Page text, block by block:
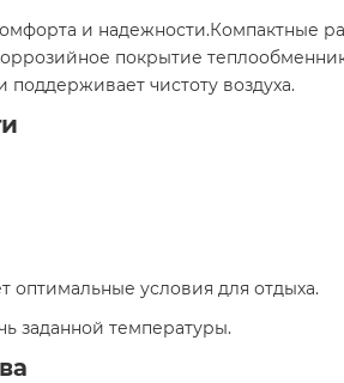
и надежности.Компактные
покрытие
чистоту воздуха.
оптимальные условия для отдыха.​
заданной температуры.​